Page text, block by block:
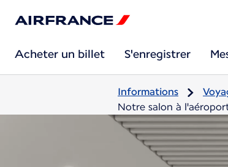
Acheter un billet S'enregistrer
Informations
Notre salon à